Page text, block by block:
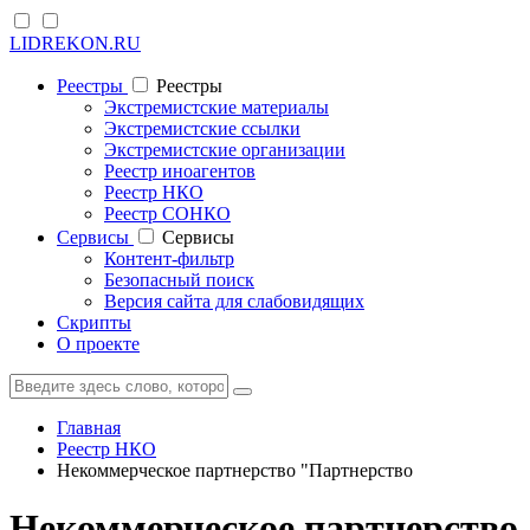
LIDREKON.RU
Реестры
Реестры
Экстремистские материалы
Экстремистские ссылки
Экстремистские организации
Реестр иноагентов
Реестр НКО
Реестр СОНКО
Cервисы
Cервисы
Контент-фильтр
Безопасный поиск
Версия сайта для слабовидящих
Скрипты
О проекте
Главная
Реестр НКО
Некоммерческое партнерство "Партнерство